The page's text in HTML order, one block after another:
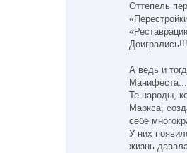
Оттепель
Доигрались!!!
А ведь и
Манифеста...
Те народы,
Маркса,
себе
У них
жизнь